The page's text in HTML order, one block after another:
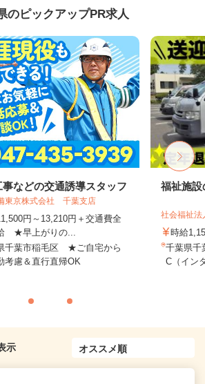
のピックアップPR求人
事などの交通誘導スタッフ
東京株式会社 千葉支店
円～13,210円＋交通費全
★早上がりの...
千葉市稲毛区 ★ご自宅から
考慮＆直行直帰OK
福祉施設
社会福祉
時給
千葉県
C（イン
示